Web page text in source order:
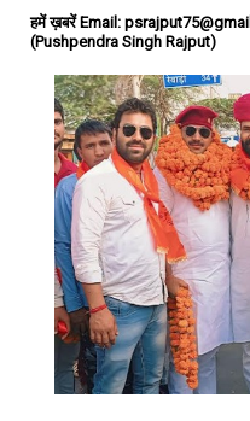
हमें ख़बरें Email:
(Pushpendra Singh Rajput)